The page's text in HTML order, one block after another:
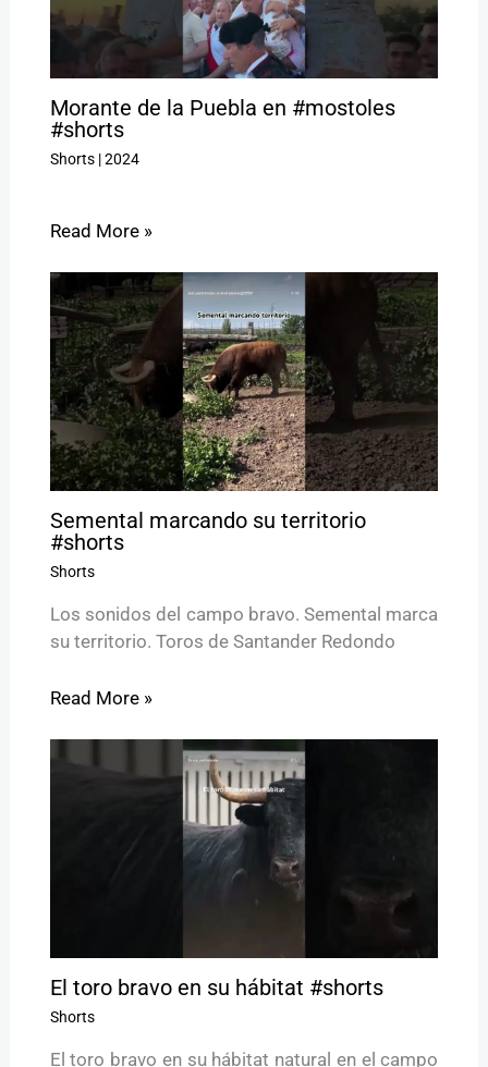
Morante de la Puebla en #mostoles
#shorts
Shorts|2024
Read More »
Semental marcando su territorio
#shorts
Shorts
Los sonidos del campo bravo. Semental marca
su territorio. Toros de Santander Redondo
Read More »
El toro bravo en su hábitat #shorts
Shorts
El toro bravo en su hábitat natural en el campo